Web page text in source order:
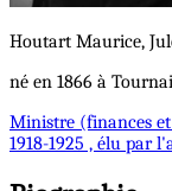
Houtart Maurice,
né en 1866 à
Ministre (finances
1918-1925 , élu par